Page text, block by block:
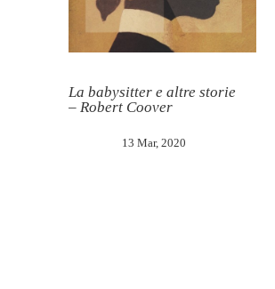
La babysitter e altre storie
– Robert Coover
13 Mar, 2020